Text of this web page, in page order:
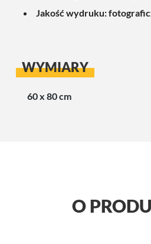
Jakość wydruku:
WYMIARY
60 x 80 cm
O